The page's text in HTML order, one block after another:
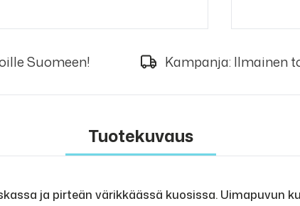
Suomeen! Kampanja: Ilmainen
Tuotekuvaus
ja pirteän värikkäässä kuosissa. Uimapuvun